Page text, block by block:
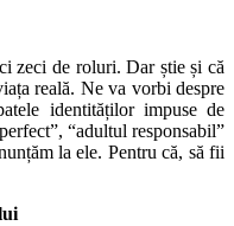
zeci de roluri. Dar știe și că
reală. Ne va vorbi despre
identităților impuse de
“adultul responsabil”
la ele. Pentru că, să fii